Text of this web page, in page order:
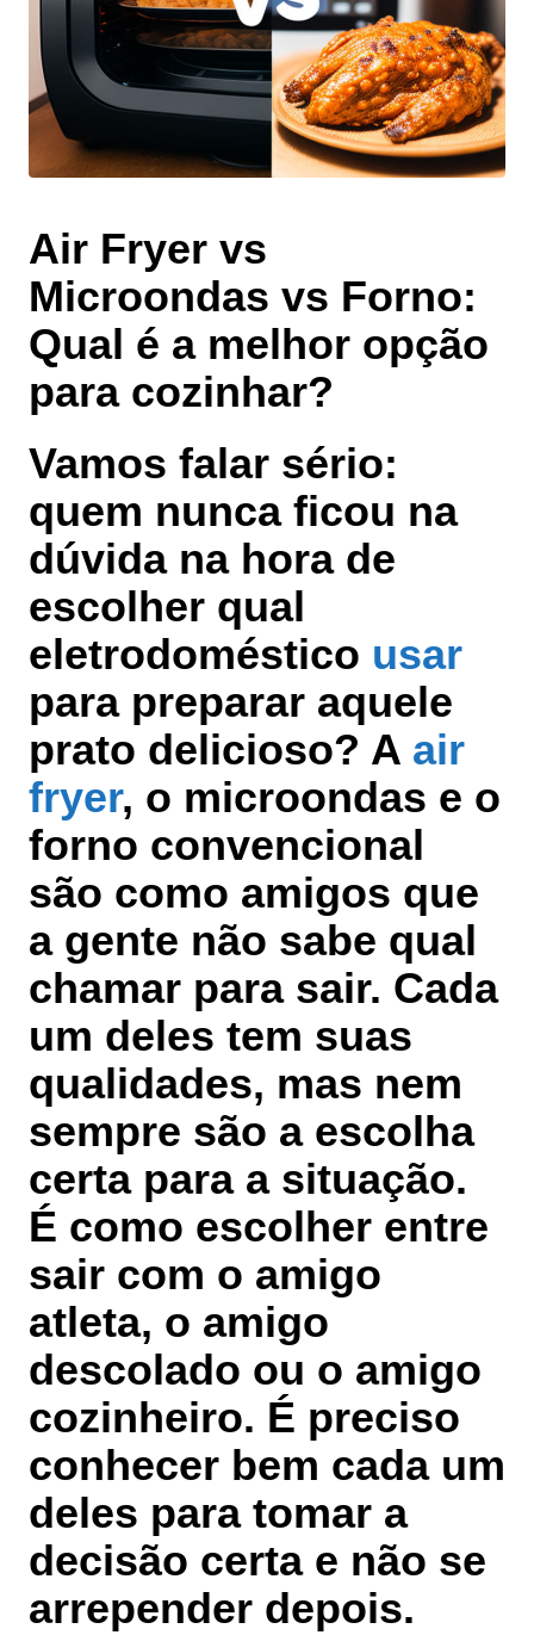
Air Fryer vs
Microondas vs Forno:
Qual é a melhor opção
para cozinhar?
Vamos falar sério:
quem nunca ficou na
dúvida na hora de
escolher qual
eletrodoméstico usar
para preparar aquele
prato delicioso? A air
fryer, o microondas e o
forno convencional
são como amigos que
a gente não sabe qual
chamar para sair. Cada
um deles tem suas
qualidades, mas nem
sempre são a escolha
certa para a situação.
É como escolher entre
sair com o amigo
atleta, o amigo
descolado ou o amigo
cozinheiro. É preciso
conhecer bem cada um
deles para tomar a
decisão certa e não se
arrepender depois.